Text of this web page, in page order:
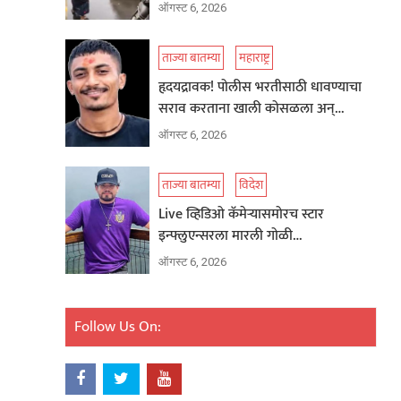
ऑगस्ट 6, 2026
ताज्या बातम्या महाराष्ट्र
हृदयद्रावक! पोलीस भरतीसाठी धावण्याचा
सराव करताना खाली कोसळला अन्…
ऑगस्ट 6, 2026
ताज्या बातम्या विदेश
Live व्हिडिओ कॅमेऱ्यासमोरच स्टार
इन्फ्लुएन्सरला मारली गोळी…
ऑगस्ट 6, 2026
Follow Us On: